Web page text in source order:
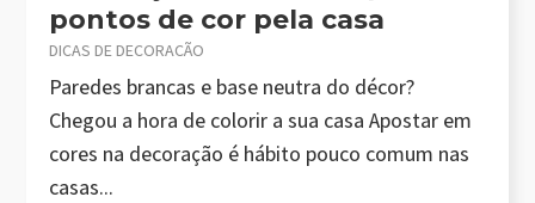
pontos de cor pela casa
DICAS DE DECORAÇÃO
Paredes brancas e base neutra do décor?
Chegou a hora de colorir a sua casa Apostar em
cores na decoração é hábito pouco comum nas
casas...